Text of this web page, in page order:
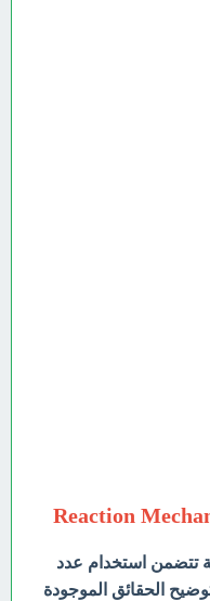
تتضمن استخدام عدد
الحقائق الموجودة